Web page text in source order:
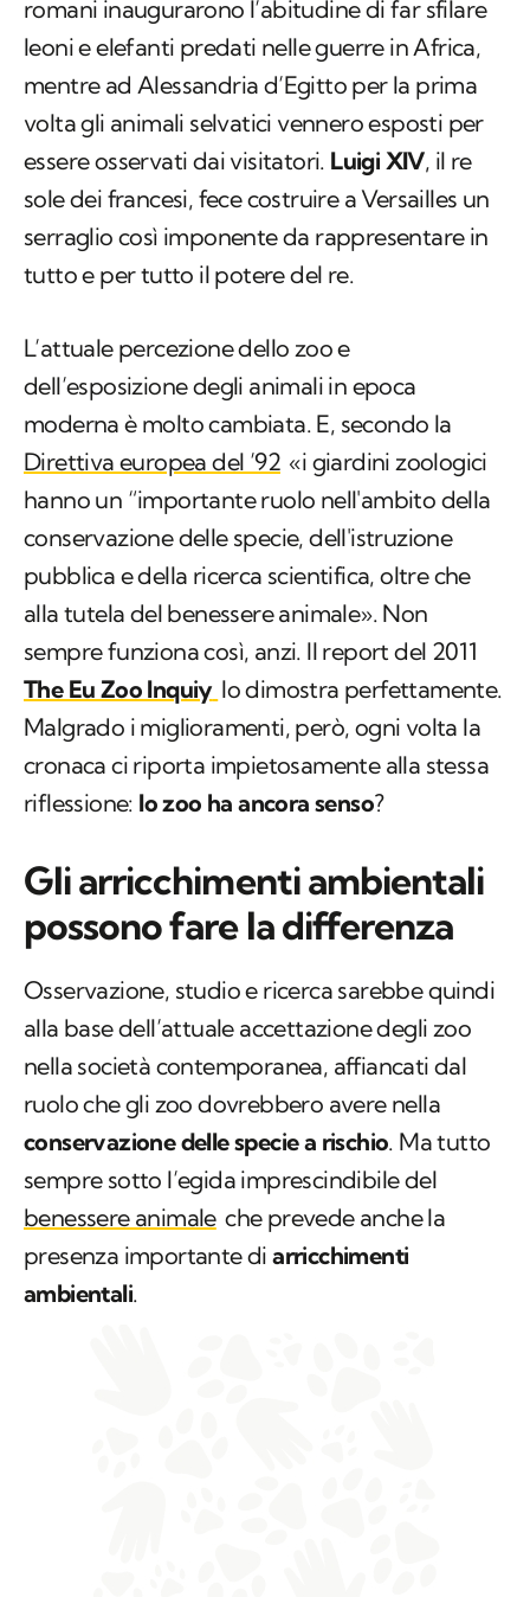
romani inaugurarono l’abitudine di far sfilare
leoni e elefanti predati nelle guerre in Africa,
mentre ad Alessandria d’Egitto per la prima
volta gli animali selvatici vennero esposti per
essere osservati dai visitatori. Luigi XIV, il re
sole dei francesi, fece costruire a Versailles un
serraglio così imponente da rappresentare in
tutto e per tutto il potere del re.
L’attuale percezione dello zoo e
dell’esposizione degli animali in epoca
moderna è molto cambiata. E, secondo la
Direttiva europea del ’92 «i giardini zoologici
hanno un “importante ruolo nell'ambito della
conservazione delle specie, dell'istruzione
pubblica e della ricerca scientifica, oltre che
alla tutela del benessere animale». Non
sempre funziona così, anzi. Il report del 2011
The Eu Zoo Inquiy lo dimostra perfettamente.
Malgrado i miglioramenti, però, ogni volta la
cronaca ci riporta impietosamente alla stessa
riflessione: lo zoo ha ancora senso?
Gli arricchimenti ambientali
possono fare la differenza
Osservazione, studio e ricerca sarebbe quindi
alla base dell’attuale accettazione degli zoo
nella società contemporanea, affiancati dal
ruolo che gli zoo dovrebbero avere nella
conservazione delle specie a rischio. Ma tutto
sempre sotto l’egida imprescindibile del
benessere animale che prevede anche la
presenza importante di arricchimenti
ambientali.